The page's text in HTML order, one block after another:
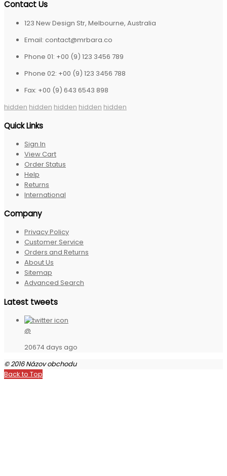
Contact Us
123 New Design Str, Melbourne, Australia
Email: contact@mrbara.co
Phone 01: +00 (9) 123 3456 789
Phone 02: +00 (9) 123 3456 788
Fax: +00 (9) 643 6543 898
hidden hidden hidden hidden hidden
Quick Links
Sign In
View Cart
Order Status
Help
Returns
International
Company
Privacy Policy
Customer Service
Orders and Returns
About Us
Sitemap
Advanced Search
Latest tweets
@
20674 days ago
© 2016 Názov obchodu
Back to Top